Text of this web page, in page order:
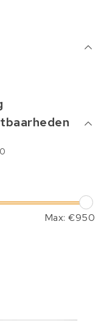
Max: €950